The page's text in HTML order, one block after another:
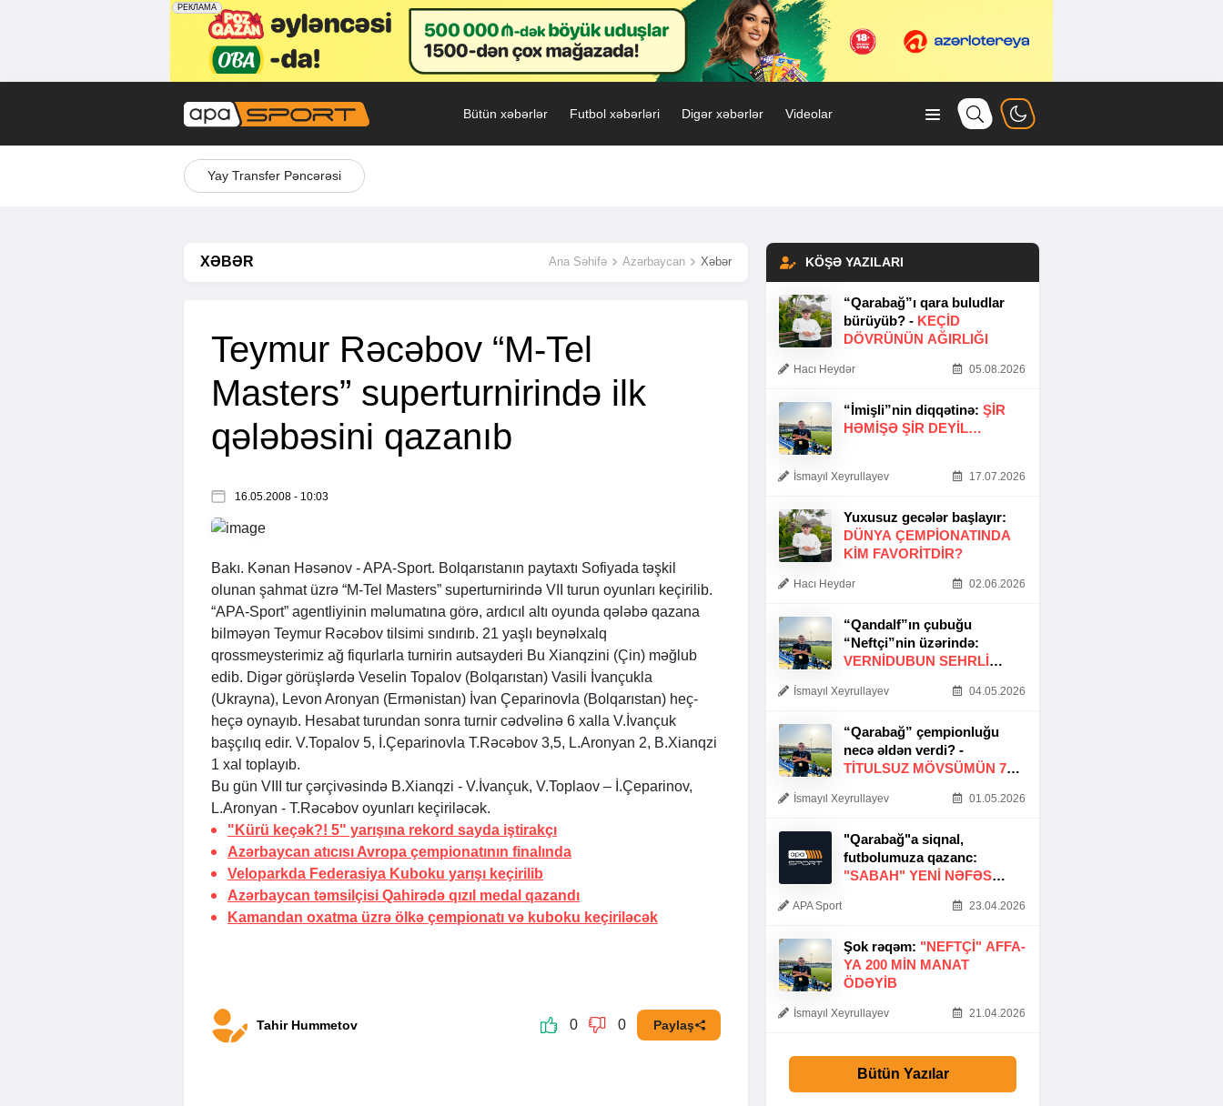
Bütün xəbərlər Futbol xəbərləri Digər xəbərlər Videolar
Yay Transfer Pəncərəsi
XƏBƏR Ana Səhifə Azərbaycan Xəbər
Teymur Rəcəbov “M-Tel
Masters” superturnirində ilk
qələbəsini qazanıb
16.05.2008 - 10:03
Bakı. Kənan Həsənov -APA-Sport. Bolqarıstanın paytaxtı Sofiyada təşkil
olunan şahmat üzrə “M-Tel Masters” superturnirində VII turun oyunları keçirilib.
“APA-Sport” agentliyinin məlumatına görə, ardıcıl altı oyunda qələbə qazana
bilməyən Teymur Rəcəbov tilsimi sındırıb. 21 yaşlı beynəlxalq
qrossmeysterimiz ağ fiqurlarla turnirin autsayderi Bu Xianqzini (Çin) məğlub
edib. Digər görüşlərdə Veselin Topalov (Bolqarıstan) Vasili İvançukla
(Ukrayna), Levon Aronyan (Ermənistan) İvan Çeparinovla (Bolqarıstan) heç-
heçə oynayıb. Hesabat turundan sonra turnir cədvəlinə 6 xalla V.İvançuk
başçılıq edir. V.Topalov 5, İ.Çeparinovla T.Rəcəbov 3,5, L.Aronyan 2, B.Xianqzi
1 xal toplayıb.
Bu gün VIII tur çərçivəsində B.Xianqzi - V.İvançuk, V.Toplaov – İ.Çeparinov,
L.Aronyan - T.Rəcəbov oyunları keçiriləcək.
"Kürü keçək?! 5" yarışına rekord sayda iştirakçı
Azərbaycan atıcısı Avropa çempionatının finalında
Veloparkda Federasiya Kuboku yarışı keçirilib
Azərbaycan təmsilçisi Qahirədə qızıl medal qazandı
Kamandan oxatma üzrə ölkə çempionatı və kuboku keçiriləcək
Tahir Hummetov 0 0 Paylaş
KÖŞƏ YAZILARI
“Qarabağ”ı qara buludlar
bürüyüb? - KEÇID
DÖVRÜNÜN AĞIRLIĞI
Hacı Heydər 05.08.2026
“İmişli”nin diqqətinə: ŞIR
HƏMIŞƏ ŞIR DEYIL…
İsmayıl Xeyrullayev 17.07.2026
Yuxusuz gecələr başlayır:
DÜNYA ÇEMPIONATINDA
KIM FAVORITDIR?
Hacı Heydər 02.06.2026
“Qandalf”ın çubuğu
“Neftçi”nin üzərində:
VERNİDUBUN SEHRLİ
İsmayıl Xeyrullayev 04.05.2026
“Qarabağ” çempionluğu
necə əldən verdi? -
TITULSUZ MÖVSÜMÜN 7
İsmayıl Xeyrullayev 01.05.2026
"Qarabağ"a siqnal,
futbolumuza qazanc:
"SABAH" YENI NƏFƏS
APA Sport 23.04.2026
Şok rəqəm: "NEFTÇI" AFFA-
YA 200 MIN MANAT
ÖDƏYIB
İsmayıl Xeyrullayev 21.04.2026
Bütün Yazılar